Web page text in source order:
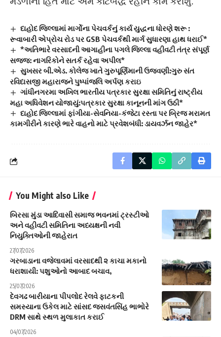
દાહોદ જિલ્લામાં માર્ગોના પેચવર્કનું કાર્ય યુદ્ધના ધોરણે શરૂ :
રૂવાબારી એપ્રોચ રોડ પર GSB પેચવર્કથી માર્ગ સુધારણા હાથ ધરાઈ*
*અતિભારે વરસાદની આગાહીના પગલે જિલ્લા વહીવટી તંત્ર સંપૂર્ણ
સજ્જ: નાગરિકોને સતર્ક રહેવા અપીલ*
સુખસર બી.એડ. કોલેજ ખાતે ગુરુપૂર્ણિમાની ઉજવણી:ગુરુ સંત
રવિદાસજી મહારાજને પુષ્પાંજલિ અર્પણ કરાઇ
ગાંધીનગરમા અખિલ ભારતીય પત્રકાર સુરક્ષા સમિતિનું રાષ્ટ્રીય
મહા અધિવેશન યોજાયું:પત્રકાર સુરક્ષા કાનૂનની માંગ ઉઠી*
દાહોદ જિલ્લામાં ફાંગીયા-સેવનિયા-કંજેટા રસ્તા પર બ્રિજ મરામત
કામગીરીને કારણે ભારે વાહનો માટે પ્રવેશબંધી: ડાયવર્ઝન જાહેર*
You Might also Like
બિરસા મુંડા આદિવાસી સમાજ ભવનમાં ટ્રસ્ટીઓ
અને વહીવટી સમિતિના અધ્યક્ષની નવી
નિયુક્તિઓની જાહેરાત
27/07/2026
ગરબાડાના વજેલાવમાં વરસાદથી ૨ કાચા મકાનો
ધરાશાયી: પશુઓનો આબાદ બચાવ,
25/07/2026
દેવગઢ બારીયાના પીપલોદ રેલવે ફાટકની
સમસ્યાના ઉકેલ માટે સાંસદ જસવંતસિંહ ભાભોરે
DRM સાથે સ્થળ મુલાકાત કરાઈ
04/07/2026